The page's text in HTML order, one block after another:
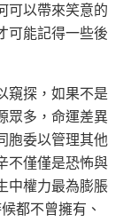
可以帶來笑意的
可能記得一些後
窺探，如果不是
眾多，命運差異
胞委以管理其他
不僅僅是恐怖與
中權力最為膨脹
都不曾擁有、